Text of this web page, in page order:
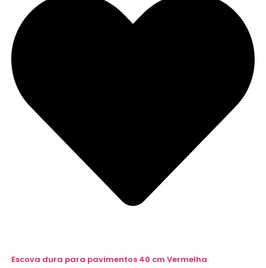
Escova dura para pavimentos 40 cm Vermelha